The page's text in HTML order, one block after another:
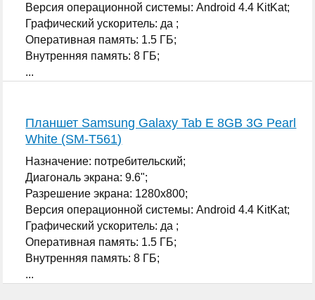
Версия операционной системы: Android 4.4 KitKat;
Графический ускоритель: да ;
Оперативная память: 1.5 ГБ;
Внутренняя память: 8 ГБ;
...
Планшет Samsung Galaxy Tab E 8GB 3G Pearl
White (SM-T561)
Назначение: потребительский;
Диагональ экрана: 9.6";
Разрешение экрана: 1280x800;
Версия операционной системы: Android 4.4 KitKat;
Графический ускоритель: да ;
Оперативная память: 1.5 ГБ;
Внутренняя память: 8 ГБ;
...